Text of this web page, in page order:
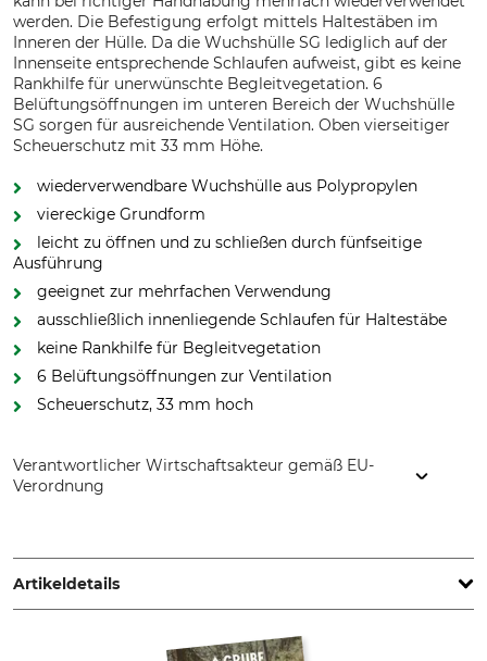
werden. Die Befestigung erfolgt mittels Haltestäben im
Inneren der Hülle. Da die Wuchshülle SG lediglich auf der
Innenseite entsprechende Schlaufen aufweist, gibt es keine
Rankhilfe für unerwünschte Begleitvegetation. 6
Belüftungsöffnungen im unteren Bereich der Wuchshülle
SG sorgen für ausreichende Ventilation. Oben vierseitiger
Scheuerschutz mit 33 mm Höhe.
wiederverwendbare Wuchshülle aus Polypropylen
viereckige Grundform
leicht zu öffnen und zu schließen durch fünfseitige
Ausführung
geeignet zur mehrfachen Verwendung
ausschließlich innenliegende Schlaufen für Haltestäbe
keine Rankhilfe für Begleitvegetation
6 Belüftungsöffnungen zur Ventilation
Scheuerschutz, 33 mm hoch
Verantwortlicher Wirtschaftsakteur gemäß EU-
Verordnung
Holzhandel, Augsburger Str. 64, 86424 Dinkelscherben,
Germany, www.wuchshuelle-guggemos.de
Artikeldetails
Modellbezeichnung